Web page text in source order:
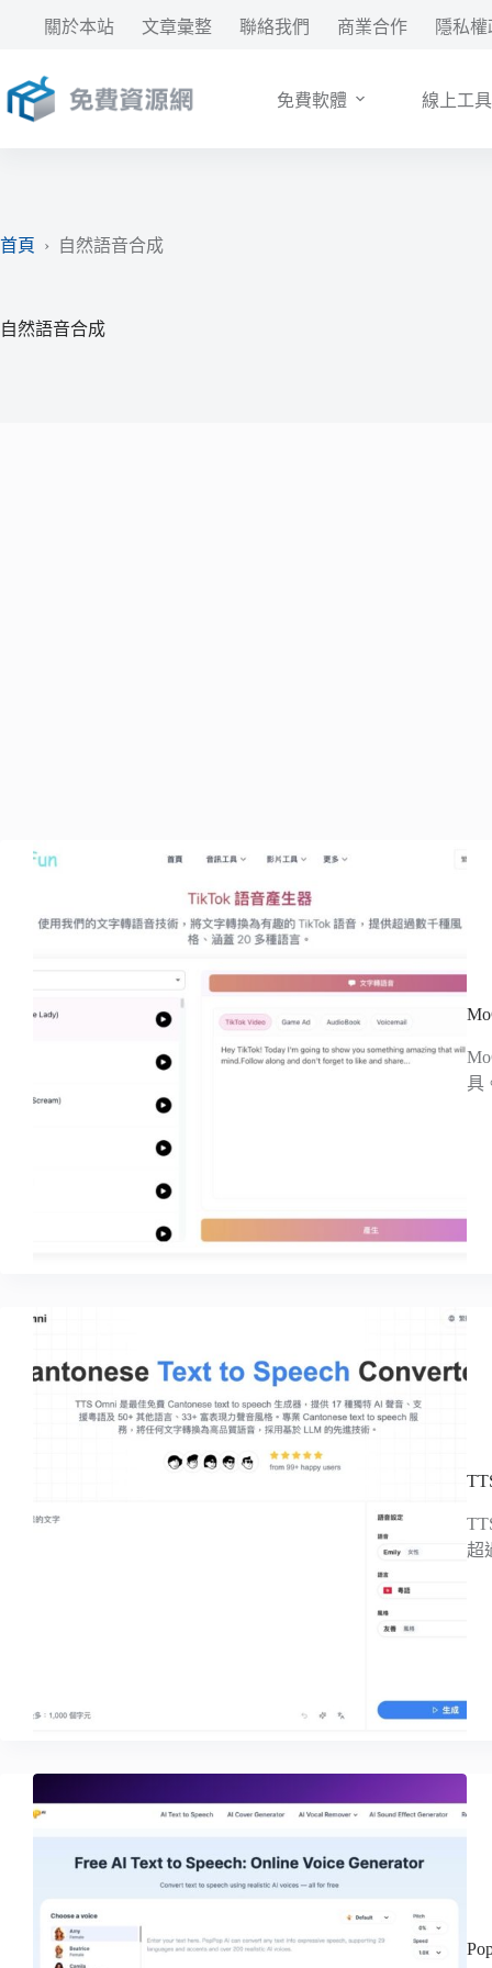
要
內
關於本站 文章彙整 聯絡我們 商業合作 隱私
免費軟體 線上工具
首頁 › 自然語音合成
自然語音合成
具
超